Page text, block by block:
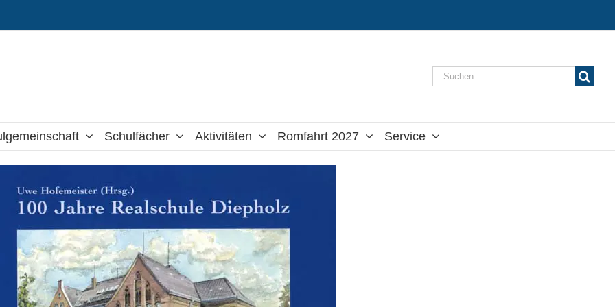
Suche
Schulfächer Aktivitäten Romfahrt 2027 Service